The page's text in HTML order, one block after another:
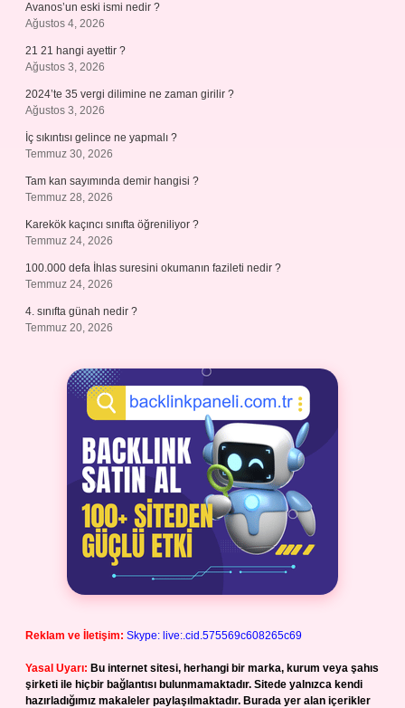
Avanos’un eski ismi nedir ?
Ağustos 4, 2026
21 21 hangi ayettir ?
Ağustos 3, 2026
2024’te 35 vergi dilimine ne zaman girilir ?
Ağustos 3, 2026
İç sıkıntısı gelince ne yapmalı ?
Temmuz 30, 2026
Tam kan sayımında demir hangisi ?
Temmuz 28, 2026
Karekök kaçıncı sınıfta öğreniliyor ?
Temmuz 24, 2026
100.000 defa İhlas suresini okumanın fazileti nedir ?
Temmuz 24, 2026
4. sınıfta günah nedir ?
Temmuz 20, 2026
Reklam ve İletişim: Skype: live:.cid.575569c608265c69
Yasal Uyarı: Bu internet sitesi, herhangi bir marka, kurum veya şahıs
şirketi ile hiçbir bağlantısı bulunmamaktadır. Sitede yalnızca kendi
hazırladığımız makaleler paylaşılmaktadır. Burada yer alan içerikler